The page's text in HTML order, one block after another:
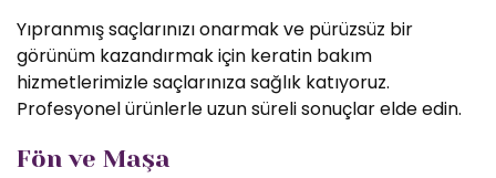
Yıpranmış saçlarınızı onarmak ve pürüzsüz bir
görünüm kazandırmak için keratin bakım
hizmetlerimizle saçlarınıza sağlık katıyoruz.
Profesyonel ürünlerle uzun süreli sonuçlar elde edin.
Fön ve Maşa